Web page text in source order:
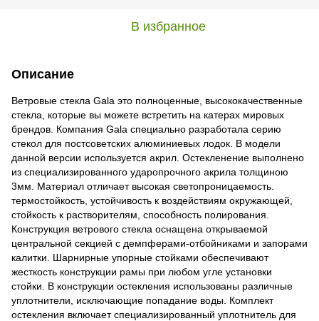
В избранное
Описание
Ветровые стекла Gala это полноценные, высококачественные
стекла, которые вы можете встретить на катерах мировых
брендов. Компания Gala специально разработала серию
стекол для постсоветских алюминиевых лодок. В модели
данной версии используется акрил. Остекленение выполнено
из специализированного ударопрочного акрила толщиною
3мм. Материал отличает высокая светопроницаемость.
термостойкость, устойчивость к воздействиям окружающей,
стойкость к растворителям, способность полирования.
Конструкция ветрового стекла оснащена открываемой
центральной секцией с демпферами-отбойниками и запорами
калитки. Шарнирные упорные стойками обеспечивают
жесткость конструкции рамы при любом угле установки
стойки. В конструкции остекления использованы различные
уплотнители, исключающие попадание воды. Комплект
остекления включает специализированный уплотнитель для